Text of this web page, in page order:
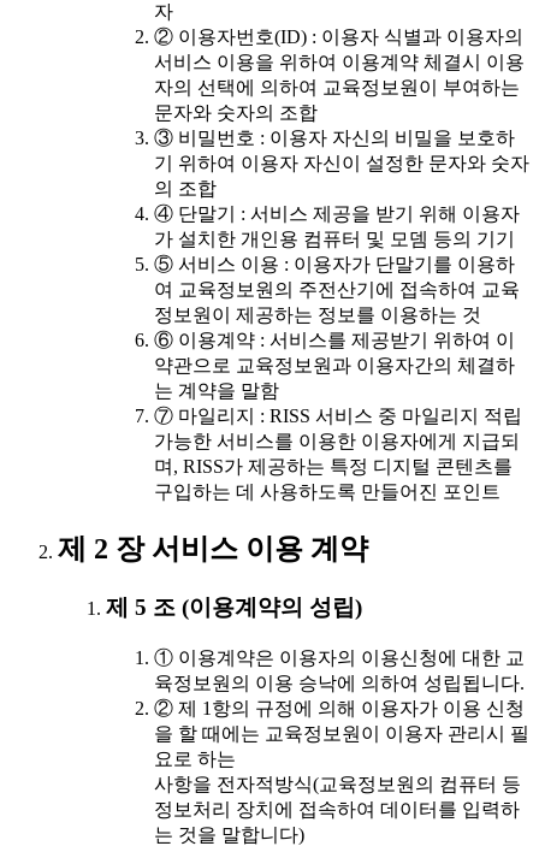
자
② 이용자번호(ID) : 이용자 식별과 이용자의
서비스 이용을 위하여 이용계약 체결시 이용
자의 선택에 의하여 교육정보원이 부여하는
문자와 숫자의 조합
③ 비밀번호 : 이용자 자신의 비밀을 보호하
기 위하여 이용자 자신이 설정한 문자와 숫자
의 조합
④ 단말기 : 서비스 제공을 받기 위해 이용자
가 설치한 개인용 컴퓨터 및 모뎀 등의 기기
⑤ 서비스 이용 : 이용자가 단말기를 이용하
여 교육정보원의 주전산기에 접속하여 교육
정보원이 제공하는 정보를 이용하는 것
⑥ 이용계약 : 서비스를 제공받기 위하여 이
약관으로 교육정보원과 이용자간의 체결하
는 계약을 말함
⑦ 마일리지 : RISS 서비스 중 마일리지 적립
가능한 서비스를 이용한 이용자에게 지급되
며, RISS가 제공하는 특정 디지털 콘텐츠를
구입하는 데 사용하도록 만들어진 포인트
제 2 장 서비스 이용 계약
제 5 조 (이용계약의 성립)
① 이용계약은 이용자의 이용신청에 대한 교
육정보원의 이용 승낙에 의하여 성립됩니다.
② 제 1항의 규정에 의해 이용자가 이용 신청
을 할 때에는 교육정보원이 이용자 관리시 필
요로 하는
사항을 전자적방식(교육정보원의 컴퓨터 등
정보처리 장치에 접속하여 데이터를 입력하
는 것을 말합니다)